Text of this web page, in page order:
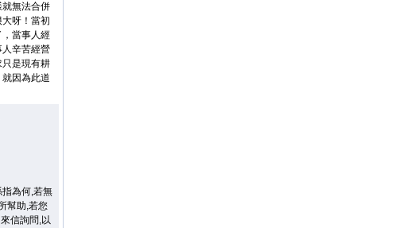
就無法合併
呀！當初
當事人經
辛苦經營
是現有耕
就因為此道
指為何,若無
幫助,若您
信詢問,以